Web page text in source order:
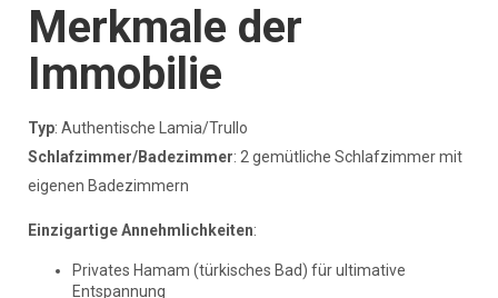
Merkmale der
Immobilie
Typ: Authentische Lamia/Trullo
Schlafzimmer/Badezimmer: 2 gemütliche Schlafzimmer mit
eigenen Badezimmern
Einzigartige Annehmlichkeiten:
Privates Hamam (türkisches Bad) für ultimative
Entspannung